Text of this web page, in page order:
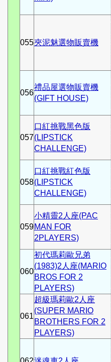
055夾泥魅選物販賣機
056
禮品屋選物販賣機
(GIFT HOUSE)
057
口紅挑戰黑色版
(LIPSTICK
CHALLENGE)
058
口紅挑戰紅色版
(LIPSTICK
CHALLENGE)
059
小精靈2人座(PAC
MAN FOR
2PLAYERS)
060
初代瑪莉歐兄弟
(1983)2人座(MARIO
BROS FOR 2
PLAYERS)
061
超級瑪莉歐2人座
(SUPER MARIO
BROTHERS FOR 2
PLAYERS)